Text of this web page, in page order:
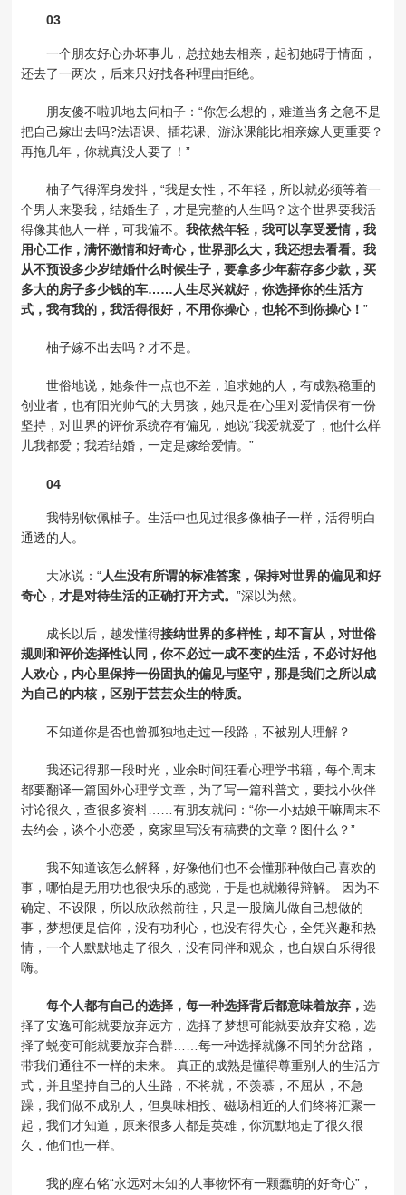
03
一个朋友好心办坏事儿，总拉她去相亲，起初她碍于情面，
还去了一两次，后来只好找各种理由拒绝。
朋友傻不啦叽地去问柚子：“你怎么想的，难道当务之急不是
把自己嫁出去吗?法语课、插花课、游泳课能比相亲嫁人更重要？
再拖几年，你就真没人要了！”
柚子气得浑身发抖，“我是女性，不年轻，所以就必须等着一
个男人来娶我，结婚生子，才是完整的人生吗？这个世界要我活
得像其他人一样，可我偏不。我依然年轻，我可以享受爱情，我
用心工作，满怀激情和好奇心，世界那么大，我还想去看看。我
从不预设多少岁结婚什么时候生子，要拿多少年薪存多少款，买
多大的房子多少钱的车……人生尽兴就好，你选择你的生活方
式，我有我的，我活得很好，不用你操心，也轮不到你操心！”
柚子嫁不出去吗？才不是。
世俗地说，她条件一点也不差，追求她的人，有成熟稳重的
创业者，也有阳光帅气的大男孩，她只是在心里对爱情保有一份
坚持，对世界的评价系统存有偏见，她说“我爱就爱了，他什么样
儿我都爱；我若结婚，一定是嫁给爱情。”
04
我特别钦佩柚子。生活中也见过很多像柚子一样，活得明白
通透的人。
大冰说：“ 人生没有所谓的标准答案，保持对世界的偏见和好
奇心，才是对待生活的正确打开方式。”深以为然。
成长以后，越发懂得接纳世界的多样性，却不盲从，对世俗
规则和评价选择性认同，你不必过一成不变的生活，不必讨好他
人欢心，内心里保持一份固执的偏见与坚守，那是我们之所以成
为自己的内核，区别于芸芸众生的特质。
不知道你是否也曾孤独地走过一段路，不被别人理解？
我还记得那一段时光，业余时间狂看心理学书籍，每个周末
都要翻译一篇国外心理学文章，为了写一篇科普文，要找小伙伴
讨论很久，查很多资料……有朋友就问：“你一小姑娘干嘛周末不
去约会，谈个小恋爱，窝家里写没有稿费的文章？图什么？”
我不知道该怎么解释，好像他们也不会懂那种做自己喜欢的
事，哪怕是无用功也很快乐的感觉，于是也就懒得辩解。 因为不
确定、不设限，所以欣欣然前往，只是一股脑儿做自己想做的
事，梦想便是信仰，没有功利心，也没有得失心，全凭兴趣和热
情，一个人默默地走了很久，没有同伴和观众，也自娱自乐得很
嗨。
每个人都有自己的选择，每一种选择背后都意味着放弃，选
择了安逸可能就要放弃远方，选择了梦想可能就要放弃安稳，选
择了蜕变可能就要放弃合群……每一种选择就像不同的分岔路，
带我们通往不一样的未来。 真正的成熟是懂得尊重别人的生活方
式，并且坚持自己的人生路，不将就，不羡慕，不屈从，不急
躁，我们做不成别人，但臭味相投、磁场相近的人们终将汇聚一
起，我们才知道，原来很多人都是英雄，你沉默地走了很久很
久，他们也一样。
我的座右铭“永远对未知的人事物怀有一颗蠢萌的好奇心”，